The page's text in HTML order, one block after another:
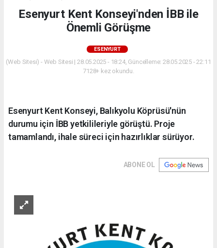
Esenyurt Kent Konseyi'nden İBB ile
Önemli Görüşme
ESENYURT
(Web Sitesi) - Web Sitesi | 28.05.2025 - 18:24, Güncelleme: 28.05.2025 - 22:11
7128+ kez okundu.
Esenyurt Kent Konseyi, Balıkyolu Köprüsü'nün
durumu için İBB yetkilileriyle görüştü. Proje
tamamlandı, ihale süreci için hazırlıklar sürüyor.
ABONE OL